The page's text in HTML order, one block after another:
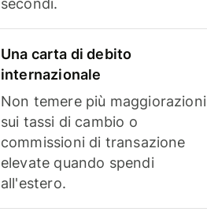
Una carta di debito
internazionale
Non temere più maggiorazioni
sui tassi di cambio o
commissioni di transazione
elevate quando spendi
all'estero.